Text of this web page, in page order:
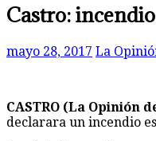
Castro:
mayo 28, 2017 La
CASTRO (La Opinión
declarara un incendio